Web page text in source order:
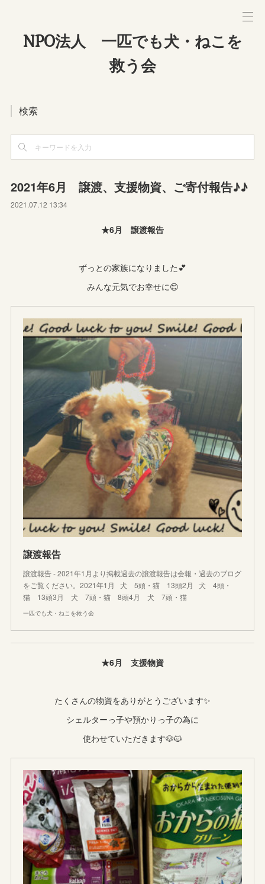
NPO法人 一匹でも犬・ねこを
救う会
検索
2021年6月 譲渡、支援物資、ご寄付報告♪♪
2021.07.12 13:34
★6月 譲渡報告
ずっとの家族になりました💕
みんな元気でお幸せに😊
譲渡報告
譲渡報告 - 2021年1月より掲載過去の譲渡報告は会報・過去のブログ
をご覧ください。2021年1月 犬 5頭・猫 13頭2月 犬 4頭・
猫 13頭3月 犬 7頭・猫 8頭4月 犬 7頭・猫
一匹でも犬・ねこを救う会
★6月 支援物資
たくさんの物資をありがとうございます✨
シェルターっ子や預かりっ子の為に
使わせていただきます🐶🐱